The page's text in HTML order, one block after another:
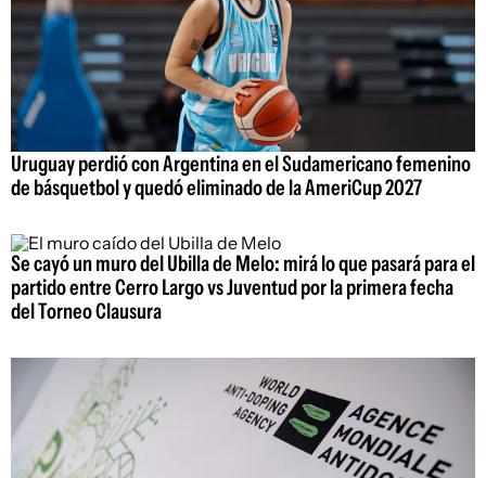
Uruguay perdió con Argentina en el Sudamericano femenino
de básquetbol y quedó eliminado de la AmeriCup 2027
Se cayó un muro del Ubilla de Melo: mirá lo que pasará para el
partido entre Cerro Largo vs Juventud por la primera fecha
del Torneo Clausura